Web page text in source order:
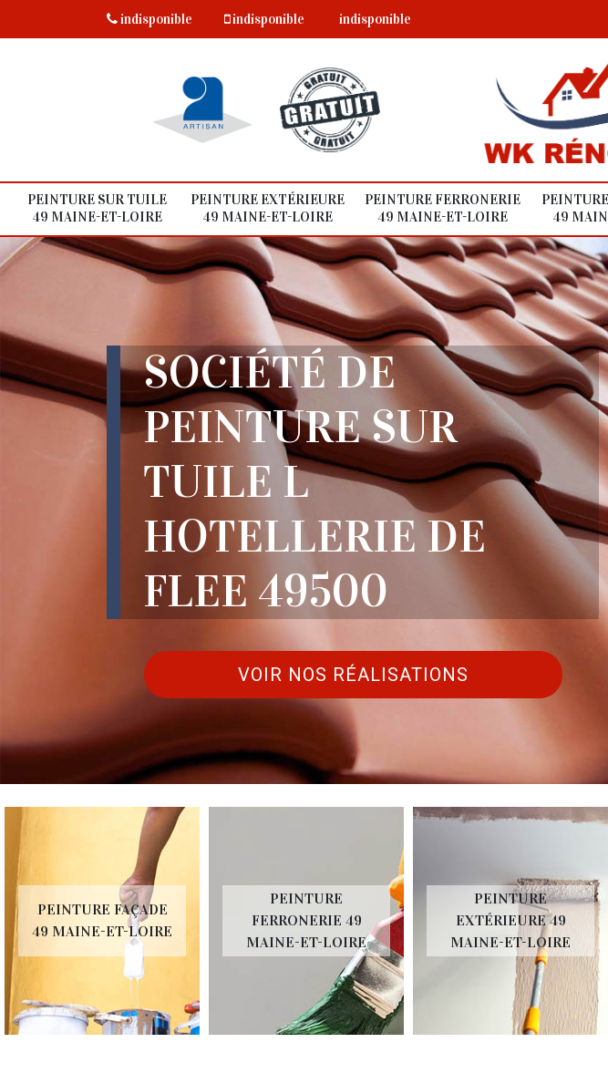
indisponible indisponible indisponible
PEINTURE SUR TUILE
49 MAINE-ET-LOIRE
PEINTURE EXTÉRIEURE
49 MAINE-ET-LOIRE
PEINTURE FERRONERIE
49 MAINE-ET-LOIRE
49
SOCIÉTÉ DE
PEINTURE SUR
TUILE L
HOTELLERIE DE
FLEE 49500
VOIR NOS RÉALISATIONS
PEINTURE FAÇADE
49 MAINE-ET-LOIRE
PEINTURE
FERRONERIE 49
MAINE-ET-LOIRE
PEINTURE
EXTÉRIEURE 49
MAINE-ET-LOIRE